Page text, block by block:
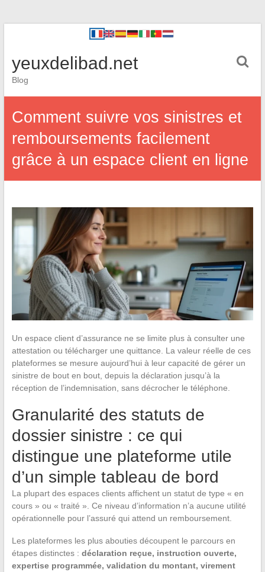
yeuxdelibad.net
Blog
Comment suivre vos sinistres et
remboursements facilement
grâce à un espace client en ligne
Un espace client d’assurance ne se limite plus à consulter une
attestation ou télécharger une quittance. La valeur réelle de ces
plateformes se mesure aujourd’hui à leur capacité de gérer un
sinistre de bout en bout, depuis la déclaration jusqu’à la
réception de l’indemnisation, sans décrocher le téléphone.
Granularité des statuts de
dossier sinistre : ce qui
distingue une plateforme utile
d’un simple tableau de bord
La plupart des espaces clients affichent un statut de type « en
cours » ou « traité ». Ce niveau d’information n’a aucune utilité
opérationnelle pour l’assuré qui attend un remboursement.
Les plateformes les plus abouties découpent le parcours en
étapes distinctes : déclaration reçue, instruction ouverte,
expertise programmée, validation du montant, virement